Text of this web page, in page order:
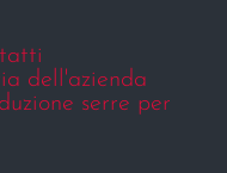
dell'azienda
serre per